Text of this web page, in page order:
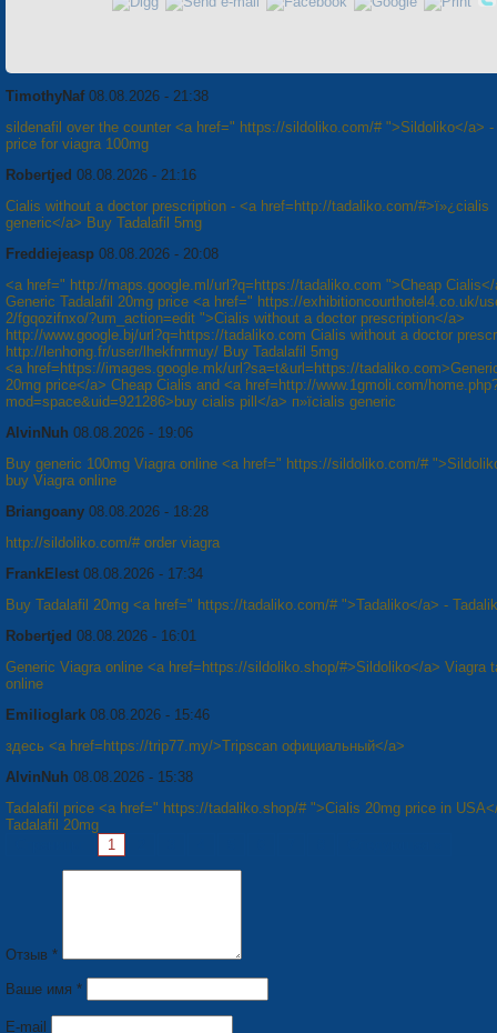
TimothyNaf 08.08.2026 - 21:38
sildenafil over the counter <a href=" https://sildoliko.com/# ">Sildoliko</a> -
price for viagra 100mg
Robertjed 08.08.2026 - 21:16
Cialis without a doctor prescription - <a href=http://tadaliko.com/#>ï»¿cialis
generic</a> Buy Tadalafil 5mg
Freddiejeasp 08.08.2026 - 20:08
<a href=" http://maps.google.ml/url?q=https://tadaliko.com ">Cheap
Generic Tadalafil 20mg price <a href=" https://exhibitioncourthotel4.co.uk/
2/fgqozifnxo/?um_action=edit ">Cialis without a doctor prescription</a>
http://www.google.bj/url?q=https://tadaliko.com Cialis without a doctor
http://lenhong.fr/user/lhekfnrmuy/ Buy Tadalafil 5mg
<a href=https://images.google.mk/url?sa=t&url=https://
20mg price</a> Cheap Cialis and <a href=http://www.1gmoli.com/
mod=space&uid=921286>buy cialis pill</a> п»їcialis generic
AlvinNuh 08.08.2026 - 19:06
Buy generic 100mg Viagra online <a href=" https://sildoliko.com/#
buy Viagra online
Briangoany 08.08.2026 - 18:28
http://sildoliko.com/# order viagra
FrankElest 08.08.2026 - 17:34
Buy Tadalafil 20mg <a href=" https://tadaliko.com/# ">Tadaliko</a> -
Robertjed 08.08.2026 - 16:01
Generic Viagra online <a href=https://sildoliko.shop/#>Sildoliko</a> Viagra
online
Emilioglark 08.08.2026 - 15:46
здесь <a href=https://trip77.my/>Tripscan официальный</a>
AlvinNuh 08.08.2026 - 15:38
Tadalafil price <a href=" https://tadaliko.shop/# ">Cialis 20mg price in
Tadalafil 20mg
1
Отзыв *
Ваше имя *
E-mail